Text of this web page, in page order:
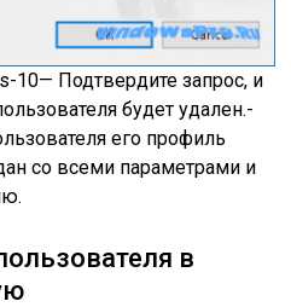
10— Подтвердите запрос, и
будет удален.-
его профиль
со всеми параметрами и
в